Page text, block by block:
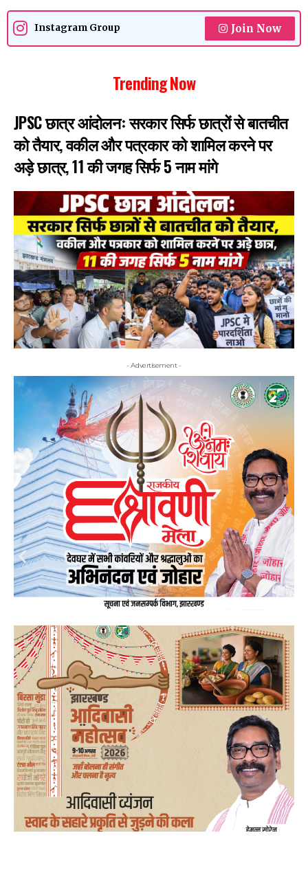
Instagram Group Join Now
Trending Now
JPSC छात्र आंदोलनः सरकार सिर्फ छात्रों से बातचीत
को तैयार, वकील और पत्रकार को शामिल करने पर
अड़े छात्र, 11 की जगह सिर्फ 5 नाम मांगे
- Advertisement -